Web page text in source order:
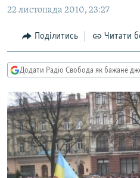
навігації
Перейти
пошуку
ЕКОНОМІКА
СУСПІЛЬСТВО
СПОРТ
УКРАЇНА
СВІТ
РОСІЙСЬКА «ФІЛЬТРАЦІЯ»
ДОНБАС.РЕАЛІЇ
КРИМ.РЕАЛІЇ
ТИ ЯК?
СХЕМИ
ПРИАЗОВ’Я
КИТАЙ.ВИКЛИКИ
МУЛЬТИМЕДІА
22 листопада 2010, 23:27
Поділитись Читати
Додати Радіо Свобода як бажане